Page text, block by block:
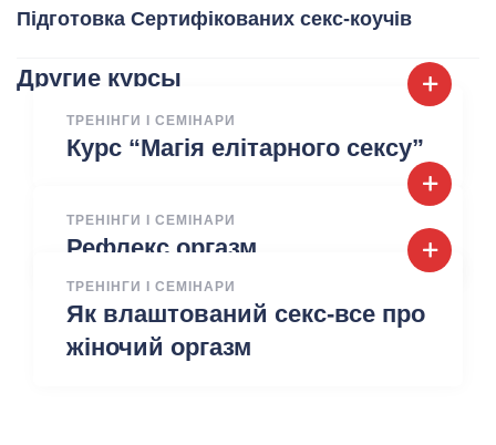
Підготовка Сертифікованих секс-коучів
Другие курсы
ТРЕНІНГИ І СЕМІНАРИ
Курс “Магія елітарного сексу”
ТРЕНІНГИ І СЕМІНАРИ
Рефлекс оргазм
ТРЕНІНГИ І СЕМІНАРИ
Як влаштований секс-все про
жіночий оргазм